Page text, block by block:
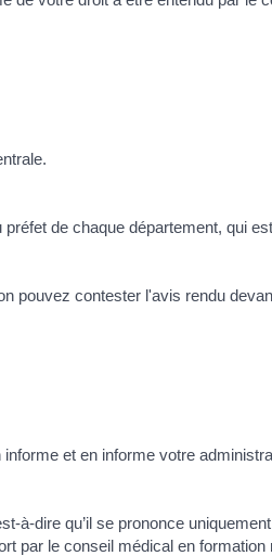
de chaque département, qui
pouvez contester l'avis rendu
et en informe votre
à-dire qu’il se prononce
par le conseil médical en formation